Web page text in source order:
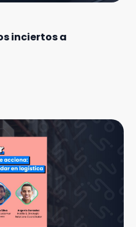
inciertos a